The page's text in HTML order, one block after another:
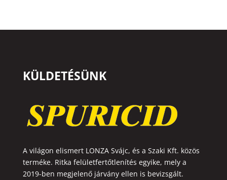
KÜLDETÉSÜNK
A világon elismert LONZA Svájc, és a Szaki Kft. közös
terméke. Ritka felületfertőtlenítés egyike, mely a
2019-ben megjelenő járvány ellen is bevizsgált.